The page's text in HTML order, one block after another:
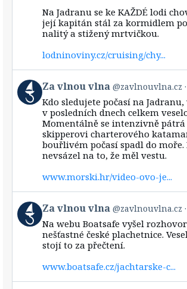
BlueskyNa Jadranu se ke KAŽDÉ lodi
její kapitán stál za kormidlem
nalitý a stižený mrtvičkou.
lodninoviny.cz/cruising/chy...
View
post
by
Bluesky
Za vlnou vlna @zavlnouvlna.cz
Kdo sledujete počasí na
v posledních dnech celkem
Momentálně se intenzivně
skipperovi charterového
bouřlivém počasí spadl do moře.
nevsázel na to, že měl vestu.
www.morski.hr/video-ovo-je...
View
post
by
Za vlnou vlna @zavlnouvlna.cz
Na webu Boatsafe vyšel
nešťastné české plachetnice.
stojí to za přečtení.
www.boatsafe.cz/jachtarske-c...